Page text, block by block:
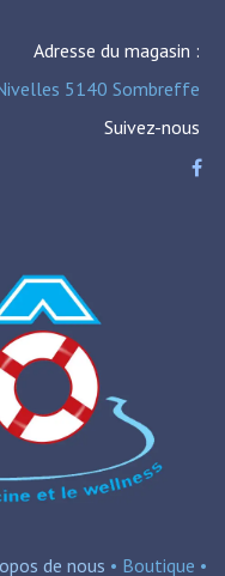
Adresse du magasin :
5140 Sombreffe
Suivez-nous
de nous • Boutique •